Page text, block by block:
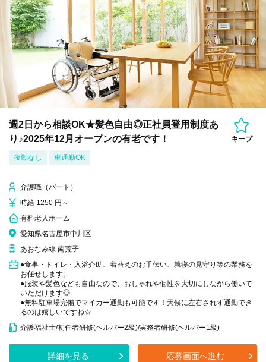
週2日から相談OK★髪色自由◎正社員登用制度あ
り♪2025年12月オープンの有老です！
キープ
夜勤なし 車通勤OK
介護職（パート）
時給 1250 円～
有料老人ホーム
愛知県名古屋市中川区
あおなみ線 南荒子
●食事・トイレ・入浴介助、着替えのお手伝い、就寝の見守り等の業務を
お任せします。
●服装や髪色なども自由なので、おしゃれや個性を大切にしながら働いて
いただけます◎
●無料駐車場完備でマイカー通勤も可能です！天候に左右されず通勤でき
るのは嬉しいですね☆
介護福祉士/初任者研修(ヘルパー2級)/実務者研修(ヘルパー1級)
詳細を見る 応募画面へ進む